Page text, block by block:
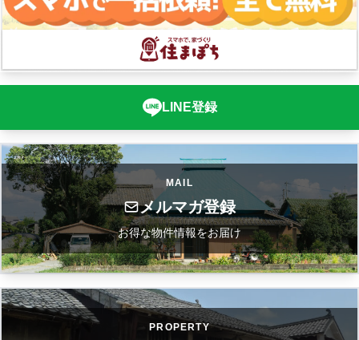
LINE登録
MAIL
メルマガ登録
お得な物件情報をお届け
PROPERTY